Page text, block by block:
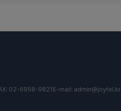
02-6958-9821E-mail: admin@joytel.kr